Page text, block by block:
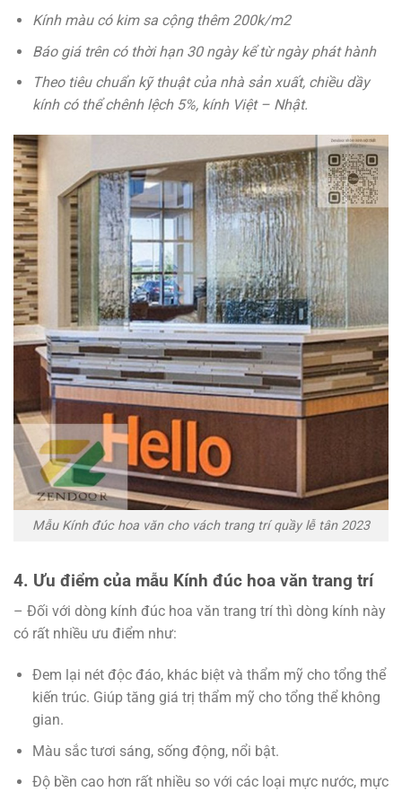
Kính màu có kim sa cộng thêm 200k/m2
Báo giá trên có thời hạn 30 ngày kể từ ngày phát hành
Theo tiêu chuẩn kỹ thuật của nhà sản xuất, chiều dầy
kính có thể chênh lệch 5%, kính Việt – Nhật.
Mẫu Kính đúc hoa văn cho vách trang trí quầy lễ tân 2023
4. Ưu điểm của mẫu Kính đúc hoa văn trang trí
– Đối với dòng kính đúc hoa văn trang trí thì dòng kính này
có rất nhiều ưu điểm như:
Đem lại nét độc đáo, khác biệt và thẩm mỹ cho tổng thể
kiến trúc. Giúp tăng giá trị thẩm mỹ cho tổng thể không
gian.
Màu sắc tươi sáng, sống động, nổi bật.
Độ bền cao hơn rất nhiều so với các loại mực nước, mực